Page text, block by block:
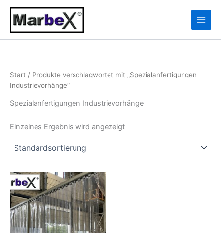
Zum
Inhalt
springen
Start / Produkte verschlagwortet mit „Spezialanfertigungen
Industrievorhänge“
Spezialanfertigungen Industrievorhänge
Einzelnes Ergebnis wird angezeigt